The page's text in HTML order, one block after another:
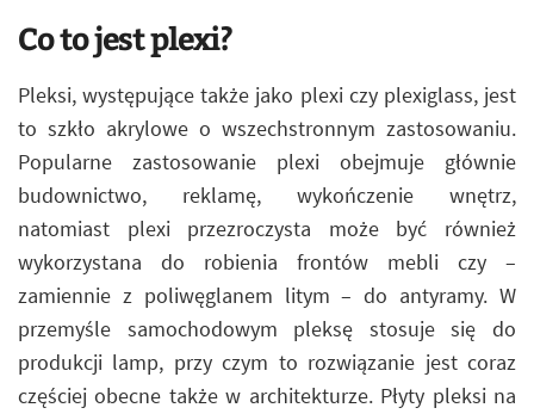
Co to jest plexi?
Pleksi, występujące także jako plexi czy plexiglass, jest
to szkło akrylowe o wszechstronnym zastosowaniu.
Popularne zastosowanie plexi obejmuje głównie
budownictwo, reklamę, wykończenie wnętrz,
natomiast plexi przezroczysta może być również
wykorzystana do robienia frontów mebli czy –
zamiennie z poliwęglanem litym – do antyramy. W
przemyśle samochodowym pleksę stosuje się do
produkcji lamp, przy czym to rozwiązanie jest coraz
częściej obecne także w architekturze. Płyty pleksi na